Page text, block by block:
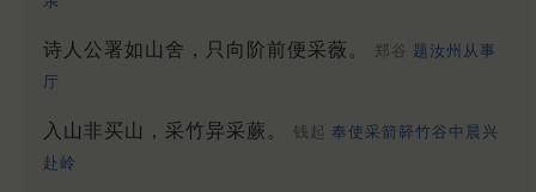
诗人公署如山舍，只向阶前便采薇。 郑谷 题汝州从事
厅
入山非买山，采竹异采蕨。 钱起 奉使采箭簳竹谷中晨兴
赴岭